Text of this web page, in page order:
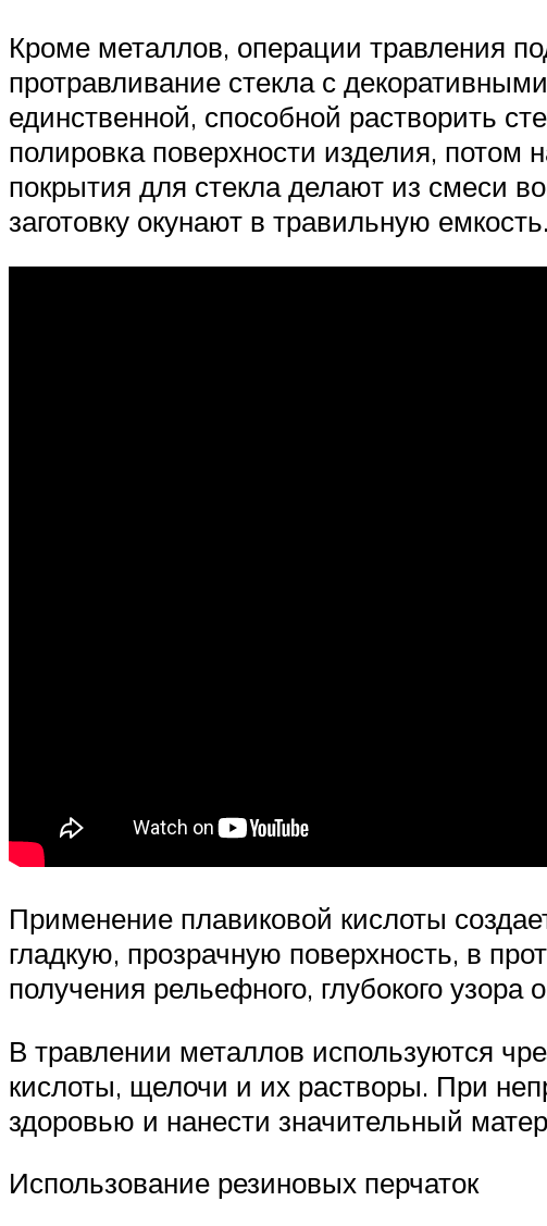
Кроме металлов, операции травления
протравливание стекла с
единственной, способной растворить
полировка поверхности изделия,
покрытия для стекла делают из смеси
заготовку окунают в травильную емкость.
Применение плавиковой кислоты
гладкую, прозрачную поверхность, в
получения рельефного, глубокого узора
В травлении металлов используются
кислоты, щелочи и их растворы. При
здоровью и нанести значительный
Использование резиновых перчаток